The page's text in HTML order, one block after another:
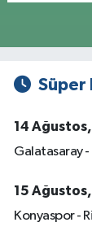
Süper
14
Galatasaray -
15
Konyaspor -